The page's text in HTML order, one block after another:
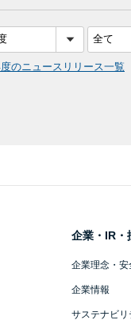
のニュースリリース一覧
企業・IR・
企業理念・安
企業情報
サステナビリ